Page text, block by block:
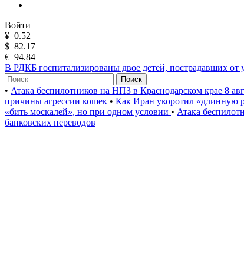
Войти
¥ 0.52
$ 82.17
€ 94.84
В РДКБ госпитализированы двое детей, пострадавших
Поиск
• Атака беспилотников на НПЗ в Краснодарском крае 8
причины агрессии кошек • Как Иран укоротил «длинную
«бить москалей», но при одном условии • Атака
банковских переводов